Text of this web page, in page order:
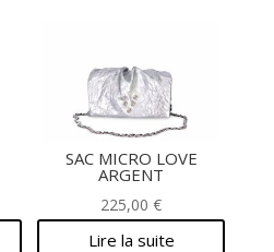
SAC MICRO LOVE
ARGENT
225,00€
Lire la suite